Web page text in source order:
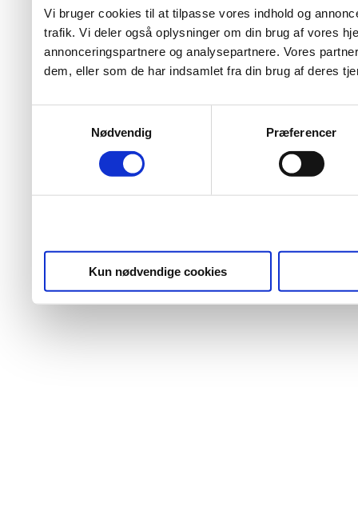
Vi bruger cookies til at tilpasse vores indhold og
trafik. Vi deler også oplysninger om din brug af vores
annonceringspartnere og analysepartnere. Vores
dem, eller som de har indsamlet fra din brug af deres
Nødvendig
Præferencer
Kun nødvendige cookies